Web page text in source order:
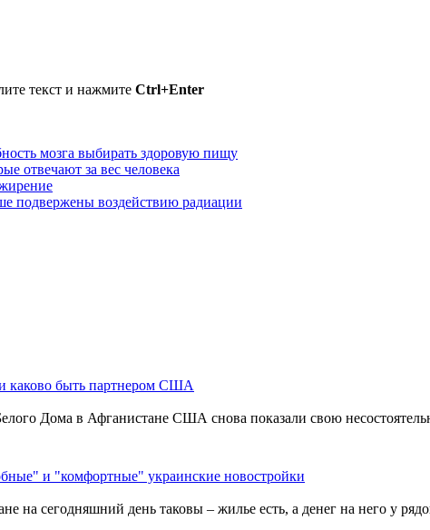
текст и нажмите Ctrl+Enter
мозга выбирать здоровую пищу
отвечают за вес человека
подвержены воздействию радиации
каково быть партнером США
Дома в Афганистане США снова показали свою
и "комфортные" украинские новостройки
на сегодняшний день таковы – жилье есть, а денег на него у